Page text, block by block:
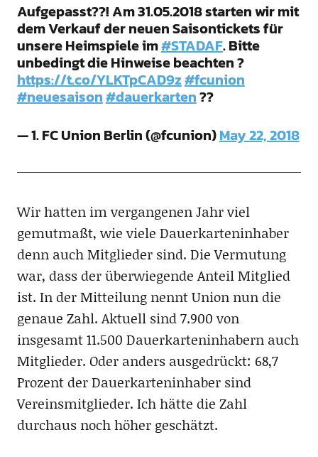
Aufgepasst??! Am 31.05.2018 starten wir mit
dem Verkauf der neuen Saisontickets für
unsere Heimspiele im#STADAF. Bitte
unbedingt die Hinweise beachten ?
https://t.co/YLKTpCAD9z#fcunion
#neuesaison#dauerkarten??
— 1. FC Union Berlin (@fcunion)May 22, 2018
Wir hatten im vergangenen Jahr viel
gemutmaßt, wie viele Dauerkarteninhaber
denn auch Mitglieder sind. Die Vermutung
war, dass der überwiegende Anteil Mitglied
ist. In der Mitteilung nennt Union nun die
genaue Zahl. Aktuell sind 7.900 von
insgesamt 11.500 Dauerkarteninhabern auch
Mitglieder. Oder anders ausgedrückt: 68,7
Prozent der Dauerkarteninhaber sind
Vereinsmitglieder. Ich hätte die Zahl
durchaus noch höher geschätzt.